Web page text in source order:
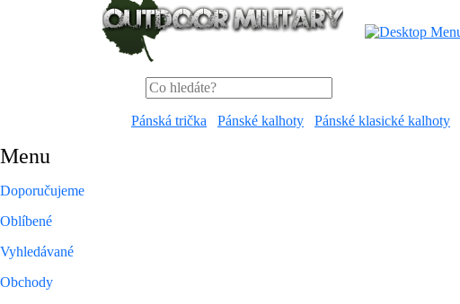
Pánská trička Pánské kalhoty Pánské klasické kalhoty
Menu
Doporučujeme
Oblíbené
Vyhledávané
Obchody